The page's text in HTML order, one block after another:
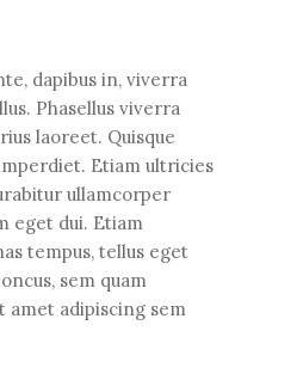
dapibus in, viverra
Phasellus viverra
laoreet. Quisque
Etiam ultricies
ullamcorper
eget dui. Etiam
tempus, tellus eget
sem quam
amet adipiscing sem